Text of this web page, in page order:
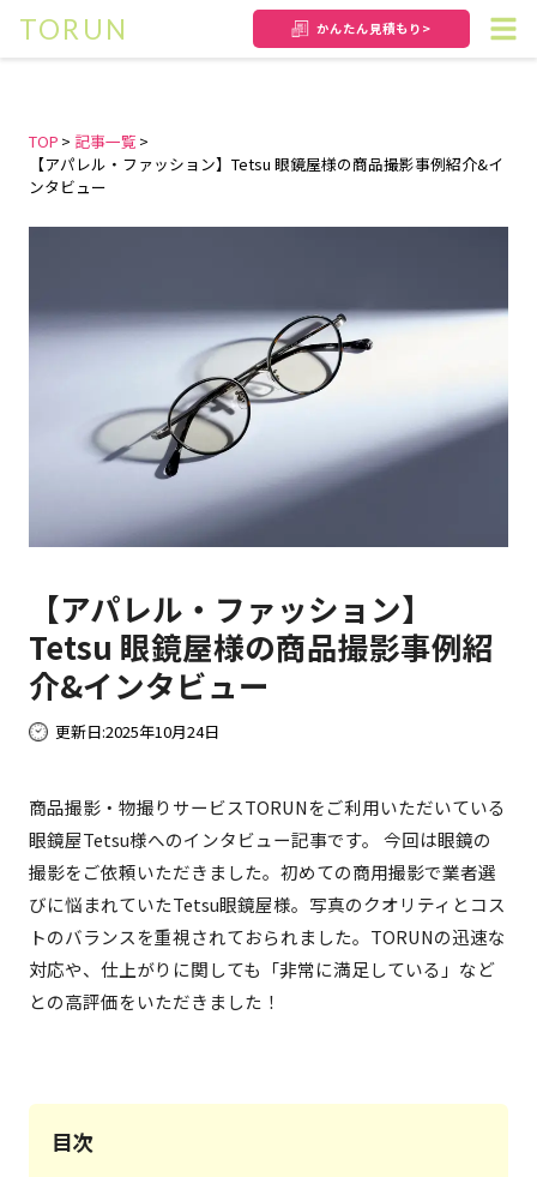
TORUN かんたん見積もり>
TOP
記事一覧
【アパレル・ファッション】Tetsu 眼鏡屋様の商品撮影事例紹介&イ
ンタビュー
【アパレル・ファッション】
Tetsu 眼鏡屋様の商品撮影事例紹
介&インタビュー
更新日:2025年10月24日
商品撮影・物撮りサービスTORUNをご利用いただいている
眼鏡屋Tetsu様へのインタビュー記事です。 今回は眼鏡の
撮影をご依頼いただきました。初めての商用撮影で業者選
びに悩まれていたTetsu眼鏡屋様。写真のクオリティとコス
トのバランスを重視されておられました。TORUNの迅速な
対応や、仕上がりに関しても「非常に満足している」など
との高評価をいただきました！
目次